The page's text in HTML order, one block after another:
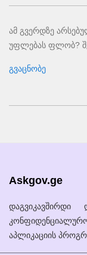
ამ გვერდზე
უფლებას ფლობ?
გვაცნობე
Askgov.ge
დაგვიკავშირდი
აპლიკაციის